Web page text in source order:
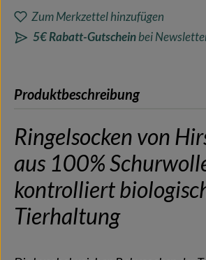
Zum Merkzettel hinzufügen
5€ Rabatt-Gutscheinbei
Produktbeschreibung
Ringelsocken von
aus 100%
kontrolliert
Tierhaltung